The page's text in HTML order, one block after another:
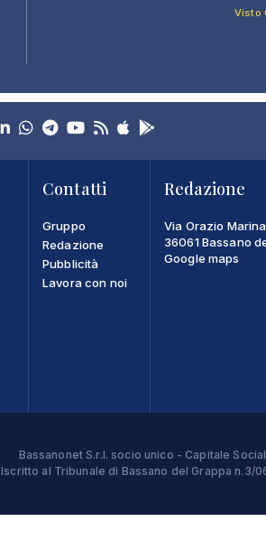
Visto
Contatti
Gruppo
Redazione
Pubblicità
Lavora con noi
Redazione
Via Orazio
36061 Bassano
Google maps
Bassanonet S.r.l. socio unico - Capitale
Iscritto al Tribunale di Bassano del Grappa